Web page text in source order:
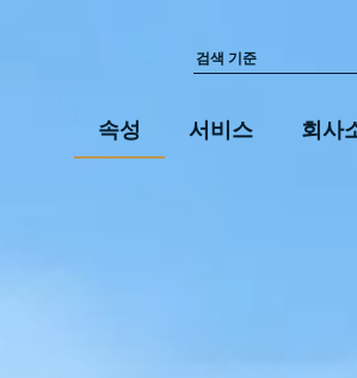
속성 서비스 회사